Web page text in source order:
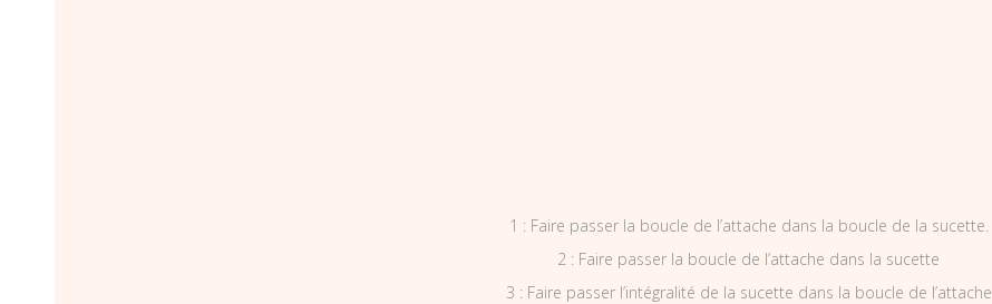
1 : Faire passer la boucle de l’attache dans la boucle de la sucette.
2 : Faire passer la boucle de l’attache dans la sucette
3 : Faire passer l’intégralité de la sucette dans la boucle de l’attache